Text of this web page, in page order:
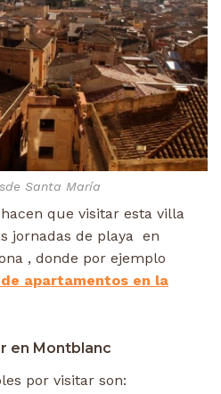
Santa María
que visitar esta villa
jornadas de playa en
, donde por ejemplo
apartamentos en la
en Montblanc
por visitar son: